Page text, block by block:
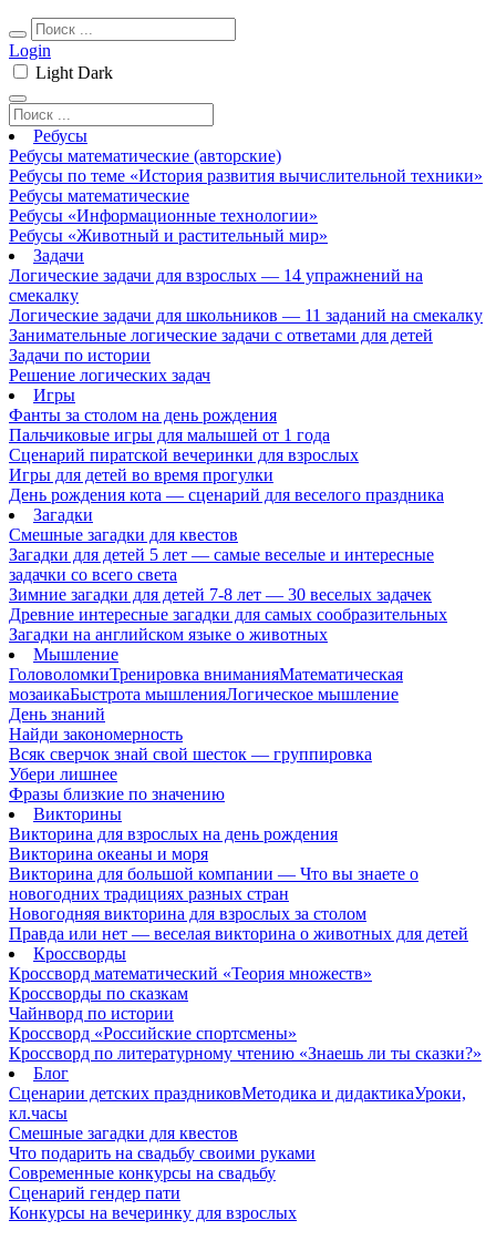
Login
Light Dark
Ребусы
Ребусы математические (авторские)
Ребусы по теме «История развития вычислительной техники»
Ребусы математические
Ребусы «Информационные технологии»
Ребусы «Животный и растительный мир»
Задачи
Логические задачи для взрослых — 14 упражнений на
смекалку
Логические задачи для школьников — 11 заданий на смекалку
Занимательные логические задачи с ответами для детей
Задачи по истории
Решение логических задач
Игры
Фанты за столом на день рождения
Пальчиковые игры для малышей от 1 года
Сценарий пиратской вечеринки для взрослых
Игры для детей во время прогулки
День рождения кота — сценарий для веселого праздника
Загадки
Смешные загадки для квестов
Загадки для детей 5 лет — самые веселые и интересные
задачки со всего света
Зимние загадки для детей 7-8 лет — 30 веселых задачек
Древние интересные загадки для самых сообразительных
Загадки на английском языке о животных
Мышление
ГоловоломкиТренировка вниманияМатематическая
мозаикаБыстрота мышленияЛогическое мышление
День знаний
Найди закономерность
Всяк сверчок знай свой шесток — группировка
Убери лишнее
Фразы близкие по значению
Викторины
Викторина для взрослых на день рождения
Викторина океаны и моря
Викторина для большой компании — Что вы знаете о
новогодних традициях разных стран
Новогодняя викторина для взрослых за столом
Правда или нет — веселая викторина о животных для детей
Кроссворды
Кроссворд математический «Теория множеств»
Кроссворды по сказкам
Чайнворд по истории
Кроссворд «Российские спортсмены»
Кроссворд по литературному чтению «Знаешь ли ты сказки?»
Блог
Сценарии детских праздниковМетодика и дидактикаУроки,
кл.часы
Смешные загадки для квестов
Что подарить на свадьбу своими руками
Современные конкурсы на свадьбу
Сценарий гендер пати
Конкурсы на вечеринку для взрослых